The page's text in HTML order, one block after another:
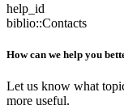
help_id
biblio::Contacts
How can we help you
Let us know what
more useful.